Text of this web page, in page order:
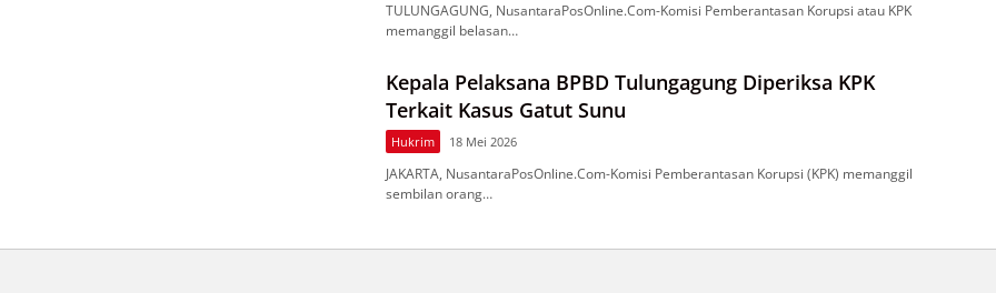
TULUNGAGUNG, NusantaraPosOnline.Com-Komisi Pemberantasan Korupsi atau KPK
memanggil belasan…
Kepala Pelaksana BPBD Tulungagung Diperiksa KPK
Terkait Kasus Gatut Sunu
Hukrim 18 Mei 2026
JAKARTA, NusantaraPosOnline.Com-Komisi Pemberantasan Korupsi (KPK) memanggil
sembilan orang…